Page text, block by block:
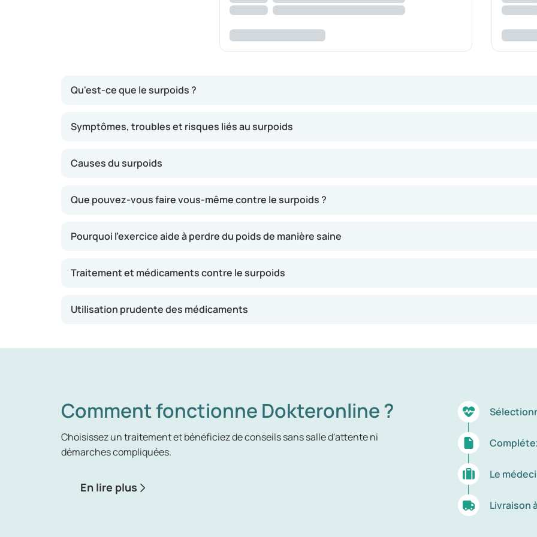
Qu'est-ce que le surpoids ?
Les médecins déterminent le surpoids principalement à l'aide de l'IMC : l'indice de masse corporelle. Le
proportionnel à votre taille. Mais que signifie ce résultat ?
Un IMC compris entre 18 et 25 indique un poids sain.
Un IMC de 30 ou plus correspond à une obésité : un surpoids sévère.
De nos jours, on prend également en compte le tour de taille. En effet, la graisse abdominale est plus
votre tour de taille est supérieur, cela signifie que vous avez trop de graisse corporelle et que vous courez
Symptômes, troubles et risques liés au surpoids
Causes du surpoids
Que pouvez-vous faire vous-même contre le surpoids ?
Pourquoi l'exercice aide à perdre du poids de manière saine
Traitement et médicaments contre le surpoids
Utilisation prudente des médicaments
Comment fonctionne Dokteronline ?
Choisissez un traitement et bénéficiez de conseils sans salle d'attente ni
démarches compliquées.
En lire plus
Le
Livraison